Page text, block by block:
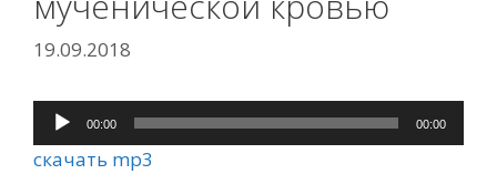
19.09.2018
Аудиоплеер
00:00 00:00
скачать mp3